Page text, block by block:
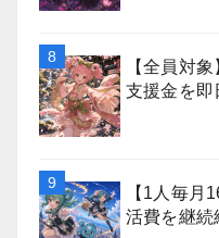
【全員対
支援金を即
【1人毎月
活費を継続